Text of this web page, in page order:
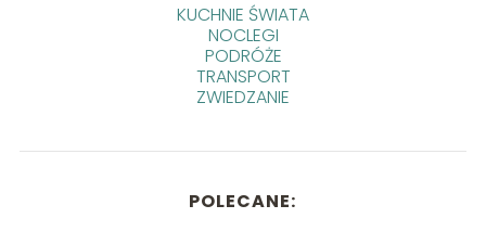
KUCHNIE ŚWIATA
NOCLEGI
PODRÓŻE
TRANSPORT
ZWIEDZANIE
POLECANE: